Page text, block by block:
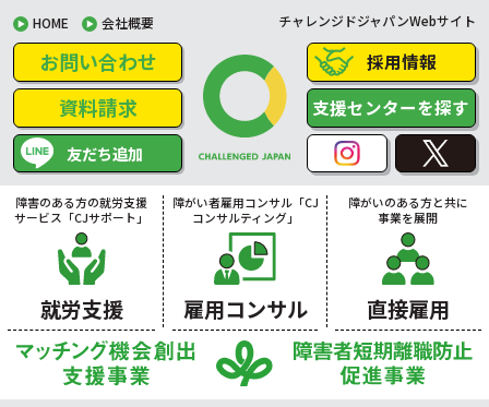
HOME 会社概要 チャレンジドジャパンWebサイト
お問い合わせ
資料請求
友だち追加
採用情報
支援センターを探す
障害のある方の就労支援
サービス「CJサポート」
就労支援
障がい者雇用コンサル「CJ
コンサルティング」
雇用コンサル
障がいのある方と共に
事業を展開
直接雇用